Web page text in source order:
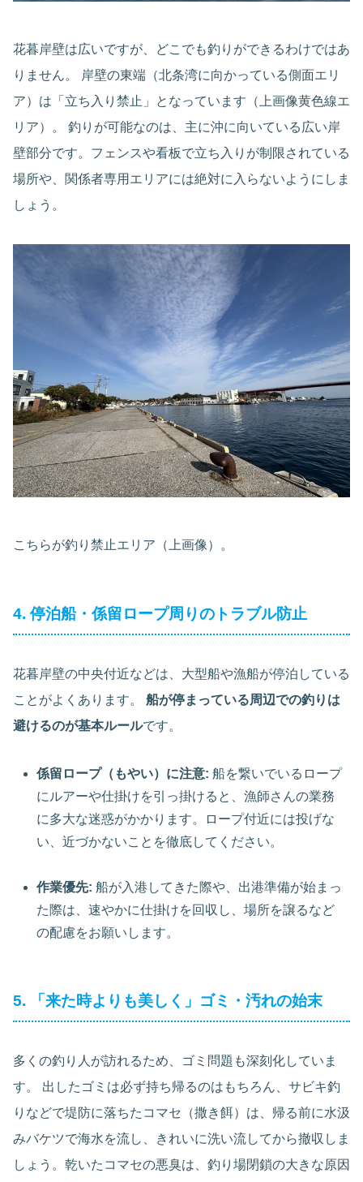
花暮岸壁は広いですが、どこでも釣りができるわけではあ
りません。 岸壁の東端（北条湾に向かっている側面エリ
ア）は「立ち入り禁止」となっています（上画像黄色線エ
リア）。 釣りが可能なのは、主に沖に向いている広い岸
壁部分です。フェンスや看板で立ち入りが制限されている
場所や、関係者専用エリアには絶対に入らないようにしま
しょう。
こちらが釣り禁止エリア（上画像）。
4. 停泊船・係留ロープ周りのトラブル防止
花暮岸壁の中央付近などは、大型船や漁船が停泊している
ことがよくあります。 船が停まっている周辺での釣りは
避けるのが基本ルールです。
係留ロープ（もやい）に注意: 船を繋いでいるロープ
にルアーや仕掛けを引っ掛けると、漁師さんの業務
に多大な迷惑がかかります。ロープ付近には投げな
い、近づかないことを徹底してください。
作業優先: 船が入港してきた際や、出港準備が始まっ
た際は、速やかに仕掛けを回収し、場所を譲るなど
の配慮をお願いします。
5. 「来た時よりも美しく」ゴミ・汚れの始末
多くの釣り人が訪れるため、ゴミ問題も深刻化していま
す。 出したゴミは必ず持ち帰るのはもちろん、サビキ釣
りなどで堤防に落ちたコマセ（撒き餌）は、帰る前に水汲
みバケツで海水を流し、きれいに洗い流してから撤収しま
しょう。乾いたコマセの悪臭は、釣り場閉鎖の大きな原因